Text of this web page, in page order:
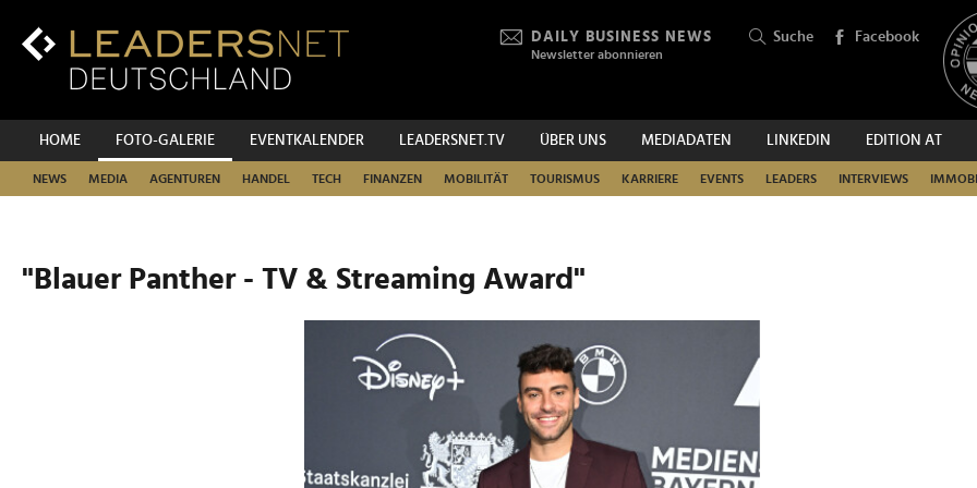
Inhalt
Hauptnavigation
DAILY BUSINESS NEWS
Newsletter abonnieren
Suche Facebook
HOME FOTO-GALERIE EVENTKALENDER LEADERSNET.TV ÜBER UNS MEDIADATEN LINKEDIN EDITION AT
NEWS MEDIA AGENTUREN HANDEL TECH FINANZEN MOBILITÄT TOURISMUS KARRIERE EVENTS LEADERS INTERVIEWS
SUCHEN
"Blauer Panther - TV & Streaming Award"